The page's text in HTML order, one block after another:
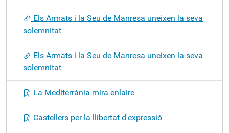
Els Armats i la Seu de Manresa uneixen la seva
solemnitat
Els Armats i la Seu de Manresa uneixen la seva
solemnitat
La Mediterrània mira enlaire
Castellers per la llibertat d'expressió